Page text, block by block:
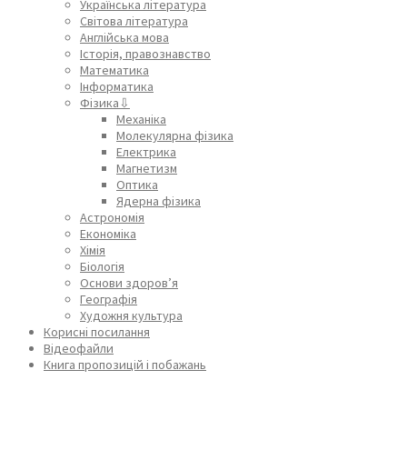
Українська література
Світова література
Англійська мова
Історія, правознавство
Математика
Інформатика
Фізика⇩
Механіка
Молекулярна фізика
Електрика
Магнетизм
Оптика
Ядерна фізика
Астрономія
Економіка
Хімія
Біологія
Основи здоров’я
Географія
Художня культура
Корисні посилання
Відеофайли
Книга пропозицій і побажань